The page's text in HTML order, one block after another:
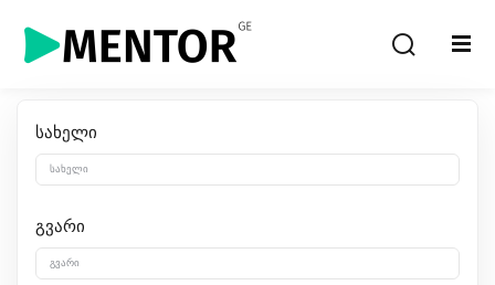
სახელი
გვარი
Sign in
Don’t have an account?Sign up